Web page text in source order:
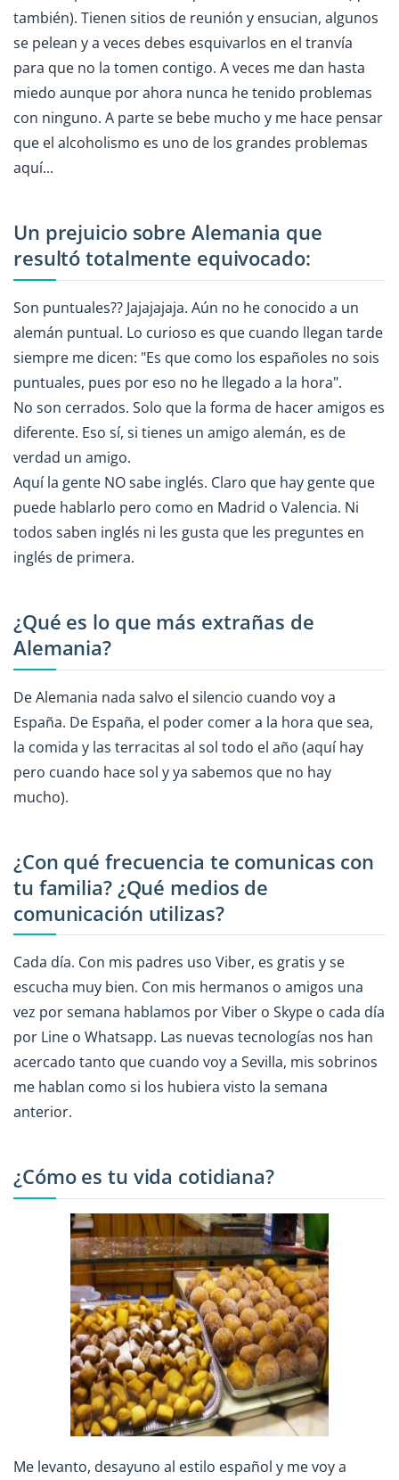
también). Tienen sitios de reunión y ensucian, algunos
se pelean y a veces debes esquivarlos en el tranvía
para que no la tomen contigo. A veces me dan hasta
miedo aunque por ahora nunca he tenido problemas
con ninguno. A parte se bebe mucho y me hace pensar
que el alcoholismo es uno de los grandes problemas
aquí...
Un prejuicio sobre Alemania que
resultó totalmente equivocado:
Son puntuales?? Jajajajaja. Aún no he conocido a un
alemán puntual. Lo curioso es que cuando llegan tarde
siempre me dicen: "Es que como los españoles no sois
puntuales, pues por eso no he llegado a la hora".
No son cerrados. Solo que la forma de hacer amigos es
diferente. Eso sí, si tienes un amigo alemán, es de
verdad un amigo.
Aquí la gente NO sabe inglés. Claro que hay gente que
puede hablarlo pero como en Madrid o Valencia. Ni
todos saben inglés ni les gusta que les preguntes en
inglés de primera.
¿Qué es lo que más extrañas de
Alemania?
De Alemania nada salvo el silencio cuando voy a
España. De España, el poder comer a la hora que sea,
la comida y las terracitas al sol todo el año (aquí hay
pero cuando hace sol y ya sabemos que no hay
mucho).
¿Con qué frecuencia te comunicas con
tu familia? ¿Qué medios de
comunicación utilizas?
Cada día. Con mis padres uso Viber, es gratis y se
escucha muy bien. Con mis hermanos o amigos una
vez por semana hablamos por Viber o Skype o cada día
por Line o Whatsapp. Las nuevas tecnologías nos han
acercado tanto que cuando voy a Sevilla, mis sobrinos
me hablan como si los hubiera visto la semana
anterior.
¿Cómo es tu vida cotidiana?
Me levanto, desayuno al estilo español y me voy a